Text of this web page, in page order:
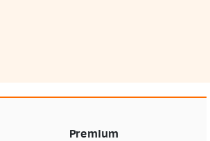
Premium